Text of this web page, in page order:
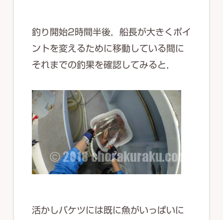
釣り開始2時間半後，船長が大きくポイ
ントを変えるために移動している間に
それまでの釣果を確認してみると，
活かしバケツには既に魚がいっぱいに